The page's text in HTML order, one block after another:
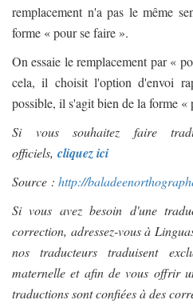
remplacement n'a pas le même
forme « pour se faire ».
On essaie le remplacement par «
cela, il choisit l'option d'envoi
possible, il s'agit bien de la forme «
Si vous souhaitez faire
officiels, cliquez ici
Source : http://
Si vous avez besoin d'une
correction, adressez-vous à
nos traducteurs traduisent
maternelle et afin de vous offrir
traductions sont confiées à des